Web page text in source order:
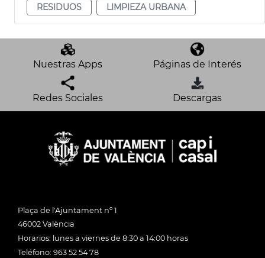
RESIDUOS
LIMPIEZA URBANA
Nuestras Apps Páginas de Interés
Redes Sociales Descargas
Plaça de l'Ajuntament nº 1
46002 València
Horarios: lunes a viernes de 8:30 a 14:00 horas
Teléfono: 963 52 54 78